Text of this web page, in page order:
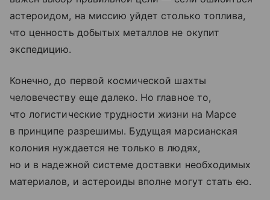
астероидом, на миссию уйдет столько топлива,
что ценность добытых металлов не окупит
экспедицию.
Конечно, до первой космической шахты
человечеству еще далеко. Но главное то,
что логистические трудности жизни на Марсе
в принципе разрешимы. Будущая марсианская
колония нуждается не только в людях,
но и в надежной системе доставки необходимых
материалов, и астероиды вполне могут стать ею.